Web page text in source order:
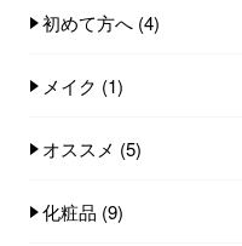
初めて方へ (4)
メイク (1)
オススメ (5)
化粧品 (9)